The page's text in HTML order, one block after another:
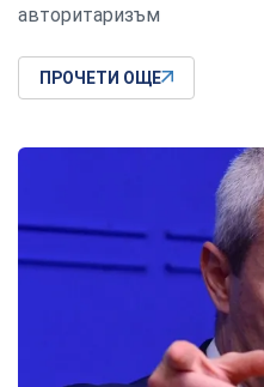
авторитаризъм
ПРОЧЕТИ ОЩЕ